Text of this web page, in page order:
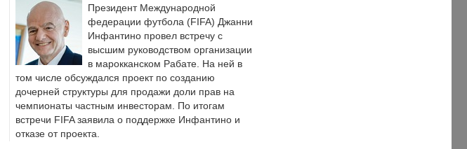
Президент Международной
федерации футбола (FIFA) Джанни
Инфантино провел встречу с
высшим руководством организации
в марокканском Рабате. На ней в
том числе обсуждался проект по созданию
дочерней структуры для продажи доли прав на
чемпионаты частным инвесторам. По итогам
встречи FIFA заявила о поддержке Инфантино и
отказе от проекта.